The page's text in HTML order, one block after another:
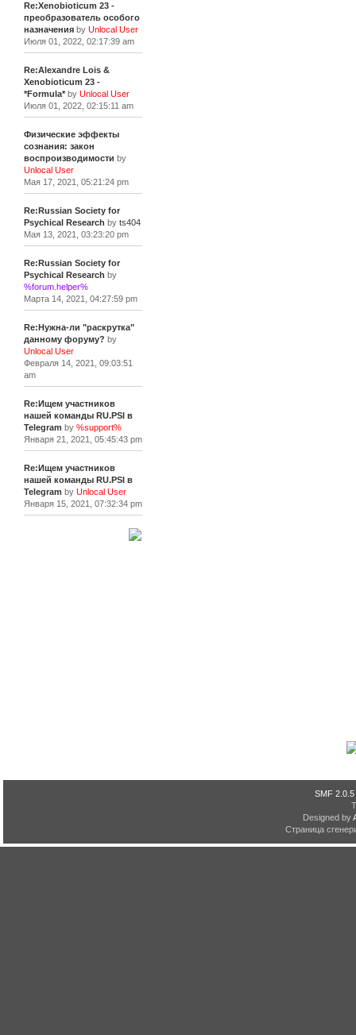
Re:Xenobioticum 23 -
преобразователь особого
назначенияby Unlocal User
Июля 01, 2022, 02:17:39 am
Re:Alexandre Lois &
Xenobioticum 23 -
*Formula*by Unlocal User
Июля 01, 2022, 02:15:11 am
Физические эффекты
сознания: закон
воспроизводимости by
Unlocal User
Мая 17, 2021, 05:21:24 pm
Re:Russian Society for
Psychical Research by ts404
Мая 13, 2021, 03:23:20 pm
Re:Russian Society for
Psychical Research by
%forum.helper%
Марта 14, 2021, 04:27:59 pm
Re:Нужна-ли "раскрутка"
данному форуму? by
Unlocal User
Февраля 14, 2021, 09:03:51
am
Re:Ищем участников
нашей команды RU.PSI в
Telegram by %support%
Января 21, 2021, 05:45:43 pm
Re:Ищем участников
нашей команды RU.PSI в
Telegram by Unlocal User
Января 15, 2021, 07:32:34 pm
SMF 2.0.5
Designed by
Страница